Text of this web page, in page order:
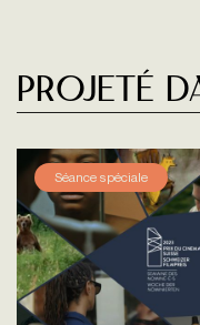
Projeté
Séance spéciale